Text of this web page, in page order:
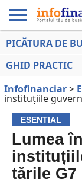
EDUCAȚIE
LA ZI
AFACERILOR
PICĂTURA DE
GHID PRACTIC
Infofinanciar>
instituțiile
ESENTIAL
Lumea
țările G7